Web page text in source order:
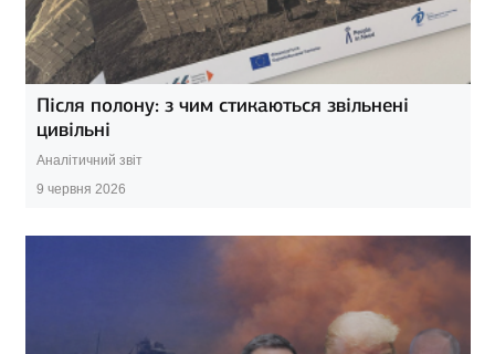
Після полону: з чим стикаються звільнені
цивільні
Аналітичний звіт
9 червня 2026